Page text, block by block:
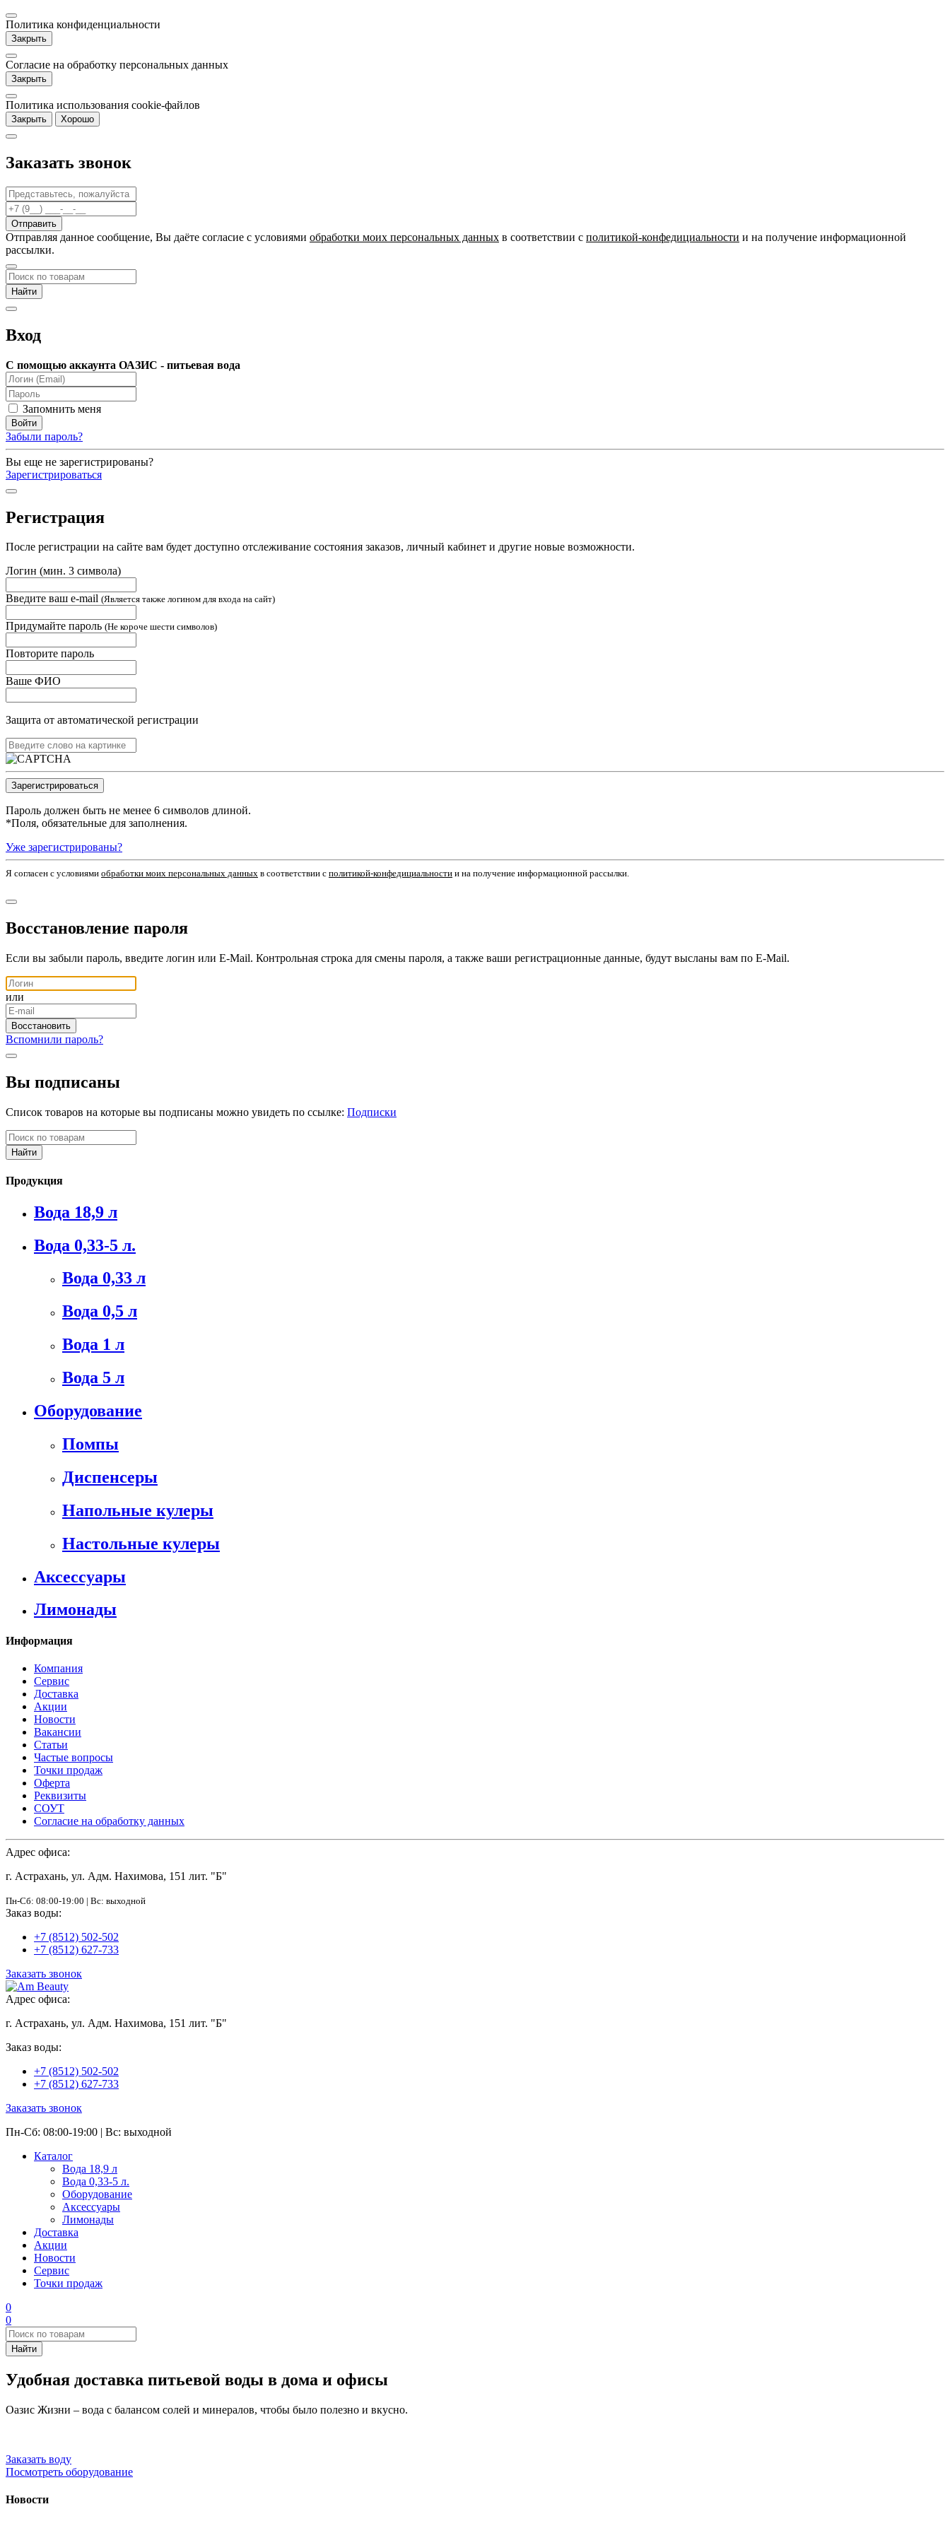
Политика конфиденциальности
Закрыть
Согласие на обработку персональных данных
Закрыть
Политика использования cookie-файлов
Закрыть Хорошо
Заказать звонок
Отправляя данное сообщение, Вы даёте согласие c условиями обработки моих персональных данных в соответствии с политикой-конфедициальности и на получение информационной
рассылки.
Вход
С помощью аккаунта ОАЗИС - питьевая вода
Запомнить меня
Забыли пароль?
Вы еще не зарегистрированы?
Зарегистрироваться
Регистрация
После регистрации на сайте вам будет доступно отслеживание состояния заказов, личный кабинет и другие новые возможности.
Логин (мин. 3 символа)
Введите ваш e-mail (Является также логином для входа на сайт)
Придумайте пароль (Не короче шести символов)
Повторите пароль
Ваше ФИО
Защита от автоматической регистрации
Пароль должен быть не менее 6 символов длиной.
*Поля, обязательные для заполнения.
Уже зарегистрированы?
Я согласен c условиями обработки моих персональных данных в соответствии с политикой-конфедициальности и на получение информационной рассылки.
Восстановление пароля
Если вы забыли пароль, введите логин или E-Mail. Контрольная строка для смены пароля, а также ваши регистрационные данные, будут высланы вам по E-Mail.
или
Вспомнили пароль?
Вы подписаны
Список товаров на которые вы подписаны можно увидеть по ссылке: Подписки
Продукция
Вода 18,9 л
Вода 0,33-5 л.
Вода 0,33 л
Вода 0,5 л
Вода 1 л
Вода 5 л
Оборудование
Помпы
Диспенсеры
Напольные кулеры
Настольные кулеры
Аксессуары
Лимонады
Информация
Компания
Сервис
Доставка
Акции
Новости
Вакансии
Статьи
Частые вопросы
Точки продаж
Оферта
Реквизиты
СОУТ
Согласие на обработку данных
Адрес офиса:
г. Астрахань, ул. Адм. Нахимова, 151 лит. "Б"
Пн-Сб: 08:00-19:00 | Вс: выходной
Заказ воды:
+7 (8512) 502-502
+7 (8512) 627-733
Заказать звонок
Адрес офиса:
г. Астрахань, ул. Адм. Нахимова, 151 лит. "Б"
Заказ воды:
+7 (8512) 502-502
+7 (8512) 627-733
Заказать звонок
Пн-Сб: 08:00-19:00 | Вс: выходной
Каталог
Вода 18,9 л
Вода 0,33-5 л.
Оборудование
Аксессуары
Лимонады
Доставка
Акции
Новости
Сервис
Точки продаж
0
0
Удобная доставка питьевой воды в дома и офисы
Оазис Жизни – вода с балансом солей и минералов, чтобы было полезно и вкусно.
Заказать воду
Посмотреть оборудование
Новости